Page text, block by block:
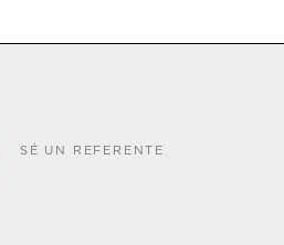
SÉ UN REFERENTE